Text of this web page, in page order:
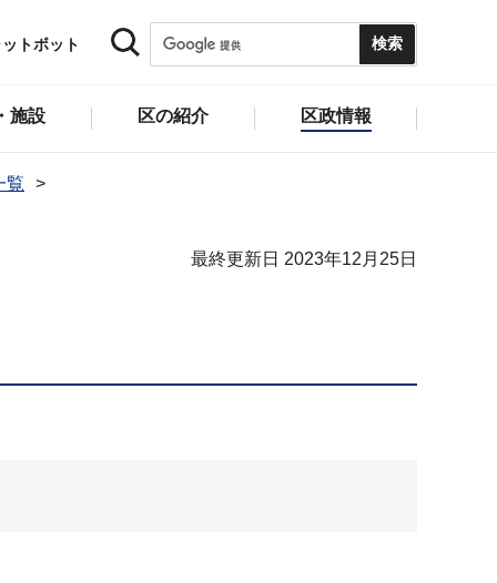
トボット
施設 区の紹介 区政情報
覧
最終更新日 2023年12月25日